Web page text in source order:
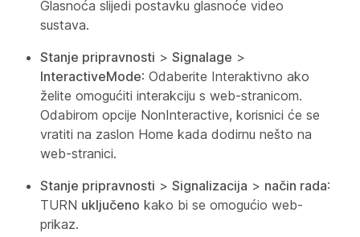
Glasnoća slijedi postavku glasnoće video
sustava.
Stanje pripravnosti > Signalage >
InteractiveMode: Odaberite Interaktivno ako
želite omogućiti interakciju s web-stranicom.
Odabirom opcije NonInteractive, korisnici će se
vratiti na zaslon Home kada dodirnu nešto na
web-stranici.
Stanje pripravnosti > Signalizacija > način rada:
TURN uključeno kako bi se omogućio web-
prikaz.